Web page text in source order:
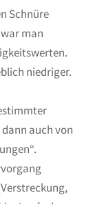
Schnüre
man
niedriger.
auch von